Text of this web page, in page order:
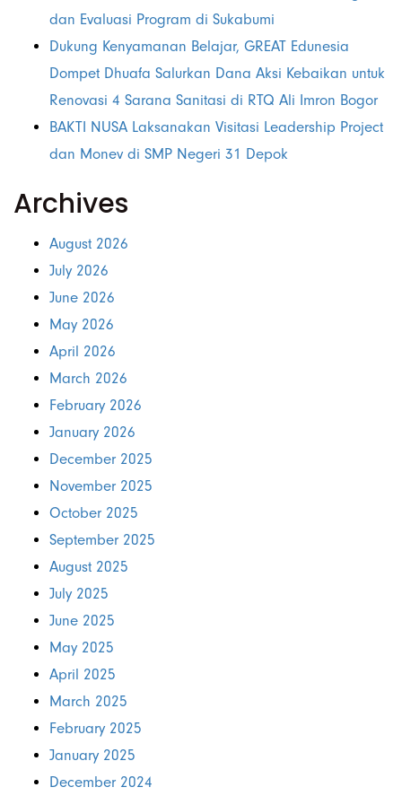
dan Evaluasi Program di Sukabumi
Dukung Kenyamanan Belajar, GREAT Edunesia
Dompet Dhuafa Salurkan Dana Aksi Kebaikan untuk
Renovasi 4 Sarana Sanitasi di RTQ Ali Imron Bogor
BAKTI NUSA Laksanakan Visitasi Leadership Project
dan Monev di SMP Negeri 31 Depok
Archives
August 2026
July 2026
June 2026
May 2026
April 2026
March 2026
February 2026
January 2026
December 2025
November 2025
October 2025
September 2025
August 2025
July 2025
June 2025
May 2025
April 2025
March 2025
February 2025
January 2025
December 2024